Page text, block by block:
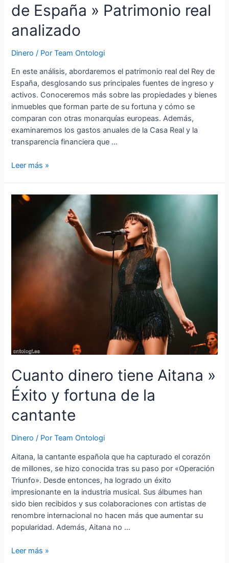
de España » Patrimonio real
analizado
Dinero / PorTeam Ontologi
En este análisis, abordaremos el patrimonio real del Rey de
España, desglosando sus principales fuentes de ingreso y
activos. Conoceremos más sobre las propiedades y bienes
inmuebles que forman parte de su fortuna y cómo se
comparan con otras monarquías europeas. Además,
examinaremos los gastos anuales de la Casa Real y la
transparencia financiera que …
Cuanto
Leer más »
Cuanto dinero tiene Aitana »
Éxito y fortuna de la
cantante
Dinero / PorTeam Ontologi
Aitana, la cantante española que ha capturado el corazón
de millones, se hizo conocida tras su paso por «Operación
Triunfo». Desde entonces, ha logrado un éxito
impresionante en la industria musical. Sus álbumes han
sido bien recibidos y sus colaboraciones con artistas de
renombre internacional no hacen más que aumentar su
popularidad. Además, Aitana no …
Cuanto
Leer más »